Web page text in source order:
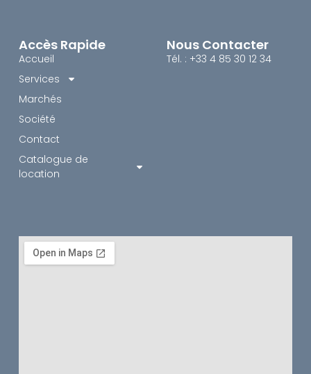
Accès Rapide
Accueil
Services
Marchés
Société
Contact
Catalogue de
location
Nous Contacter
Tél. : +33 4 85 30 12 34